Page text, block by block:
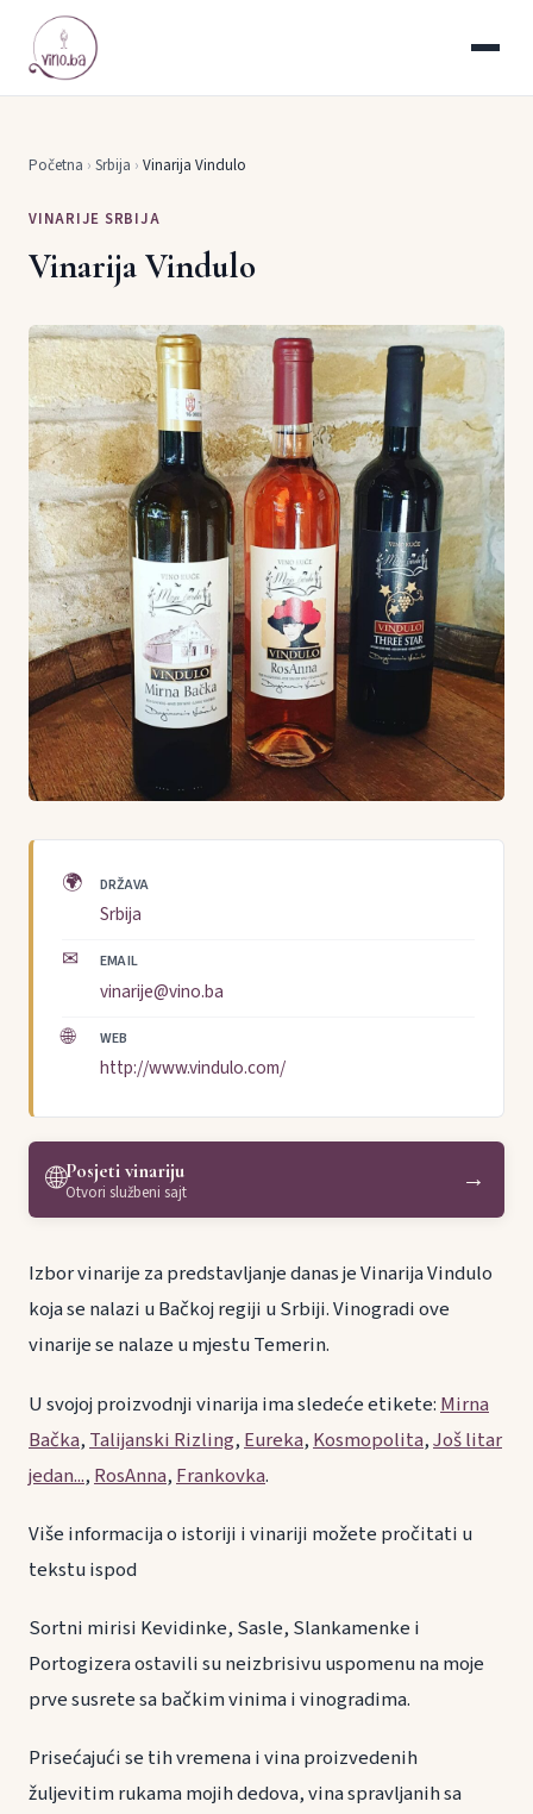
Početna › Srbija › Vinarija Vindulo
VINARIJE SRBIJA
Vinarija Vindulo
🌍 DRŽAVA
Srbija
✉ EMAIL
vinarije@vino.ba
🌐 WEB
http://www.vindulo.com/
🌐Posjeti vinariju
Otvori službeni sajt →
Izbor vinarije za predstavljanje danas je Vinarija Vindulo
koja se nalazi u Bačkoj regiji u Srbiji. Vinogradi ove
vinarije se nalaze u mjestu Temerin.
U svojoj proizvodnji vinarija ima sledeće etikete: Mirna
Bačka, Talijanski Rizling, Eureka, Kosmopolita,Još litar
jedan..., RosAnna, Frankovka.
Više informacija o istoriji i vinariji možete pročitati u
tekstu ispod
Sortni mirisi Kevidinke, Sasle, Slankamenke i
Portogizera ostavili su neizbrisivu uspomenu na moje
prve susrete sa bačkim vinima i vinogradima.
Prisećajući se tih vremena i vina proizvedenih
žuljevitim rukama mojih dedova, vina spravljanih sa